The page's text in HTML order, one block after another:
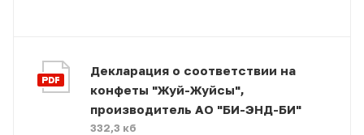
Декларация о соответствии на
конфеты "Жуй-Жуйсы",
производитель АО "БИ-ЭНД-БИ"
332,3 кб